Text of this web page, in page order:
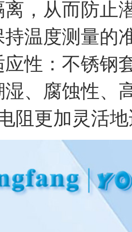
离，从而防止
持温度测量的
应性：不锈钢
湿、腐蚀性、
阻更加灵活